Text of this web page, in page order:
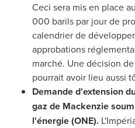
Ceci sera mis en place
000 barils par jour de
calendrier de
approbations
marché. Une décision
pourrait avoir lieu aussi
Demande d'extension
gaz de Mackenzie
l'énergie (ONE).